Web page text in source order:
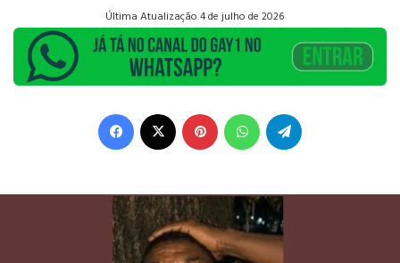
Última Atualização 4 de julho de 2026
Facebook Pinterest WhatsApp